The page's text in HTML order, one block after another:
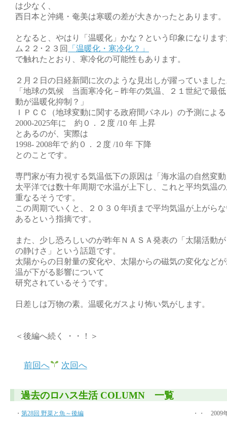
は少なく、
西日本と沖縄・奄美は寒暖の差が大きかったとあります。
となると、やはり「温暖化」かな？という印象になりま
ム２２･２３回
「温暖化・寒冷化？」
で触れたとおり、寒冷化の可能性もあります。
２月２日の日経新聞に次のような見出しが躍っていまし
「地球の気候 当面寒冷化－昨年の気温、２１世紀で
動が温暖化抑制？」
ＩＰＣＣ（地球変動に関する政府間パネル）の予測によ
2000-2025年に 約０．２度 /10 年 上昇
とあるのが、実際は
1998- 2008年で 約０．２度 /10 年 下降
とのことです。
専門家が有力視する気温低下の原因は「海水温の自然変
太平洋では数十年周期で水温が上下し、これと平均気温
重なるそうです。
この周期でいくと、２０３０年頃まで平均気温が上がら
あるという指摘です。
また、少し恐ろしいのが昨年ＮＡＳＡ発表の「太陽活動
の静けさ」という話題です。
太陽からの日射量の変化や、太陽からの磁気の変化など
温が下がる影響について
研究されているそうです。
日差しは万物の素。温暖化ガスより怖い気がします。
＜後編へ続く ・・！＞
前回へ 次回へ
過去のロハス生活 COLUMN 一覧
・ 第28回 野菜と魚～後編 ・・ 2009